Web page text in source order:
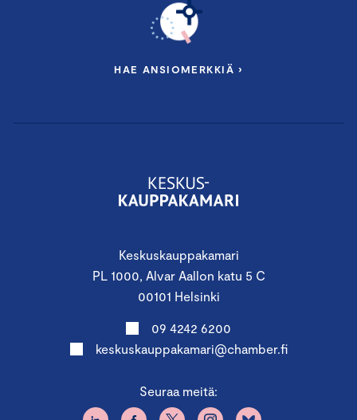
Keskuskauppakamari
PL 1000, Alvar Aallon katu 5 C
00101 Helsinki
09 4242 6200
keskuskauppakamari@chamber.fi
Seuraa meitä:
HAE ANSIOMERKKIÄ ›